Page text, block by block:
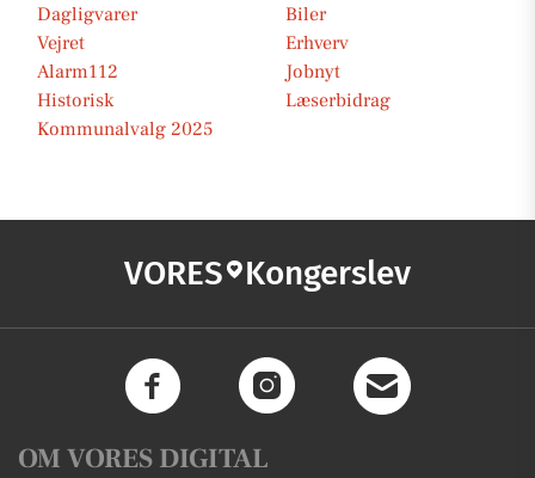
Dagligvarer
Biler
Vejret
Erhverv
Alarm112
Jobnyt
Historisk
Læserbidrag
Kommunalvalg 2025
VORES Kongerslev
OM VORES DIGITAL